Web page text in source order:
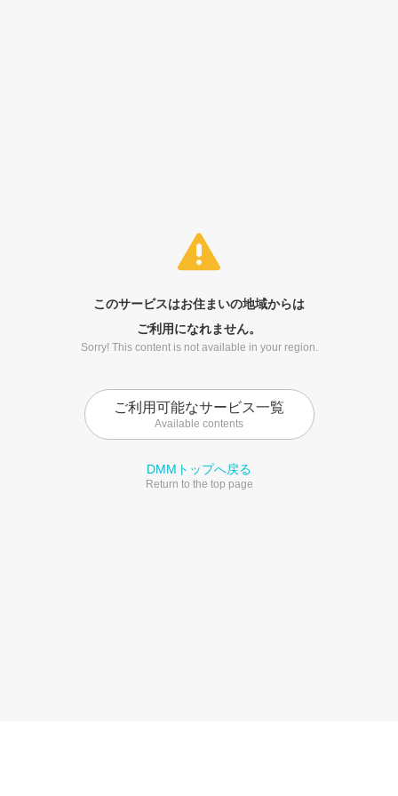
このサービスはお住まいの地域からは
ご利用になれません。
Sorry! This content is not available in your region.
ご利用可能なサービス一覧
Available contents
DMMトップへ戻る
Return to the top page